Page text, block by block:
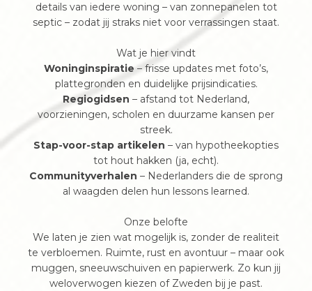
details van iedere woning – van zonnepanelen tot
septic – zodat jij straks niet voor verrassingen staat.
Wat je hier vindt
Woninginspiratie – frisse updates met foto’s,
plattegronden en duidelijke prijsindicaties.
Regiogidsen – afstand tot Nederland,
voorzieningen, scholen en duurzame kansen per
streek.
Stap-voor-stap artikelen – van hypotheekopties
tot hout hakken (ja, echt).
Communityverhalen – Nederlanders die de sprong
al waagden delen hun lessons learned.
Onze belofte
We laten je zien wat mogelijk is, zonder de realiteit
te verbloemen. Ruimte, rust en avontuur – maar ook
muggen, sneeuwschuiven en papierwerk. Zo kun jij
weloverwogen kiezen of Zweden bij je past.